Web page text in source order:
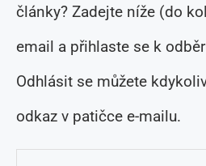
články? Zadejte níže (do
email a přihlaste se k
Odhlásit se můžete
odkaz v patičce e-mailu.